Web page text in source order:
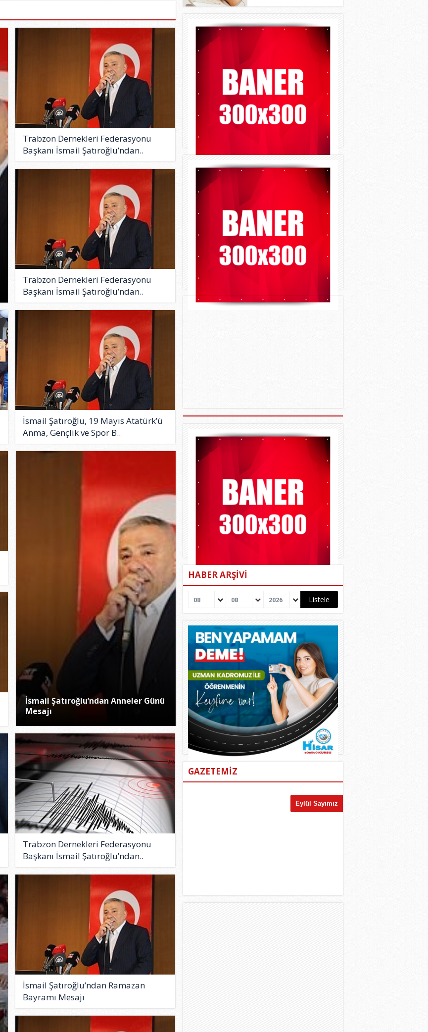
Trabzon Dernekleri Federasyonu
Başkanı İsmail Şatıroğlu’ndan..
Trabzon Dernekleri Federasyonu
Başkanı İsmail Şatıroğlu’ndan..
İsmail Şatıroğlu, 19 Mayıs Atatürk’ü
Anma, Gençlik ve Spor B..
İsmail Şatıroğlu’ndan Anneler Günü
Mesajı
Trabzon Dernekleri Federasyonu
Başkanı İsmail Şatıroğlu’ndan..
İsmail Şatıroğlu’ndan Ramazan
Bayramı Mesajı
HABER ARŞİVİ
08 08 2026
GAZETEMİZ